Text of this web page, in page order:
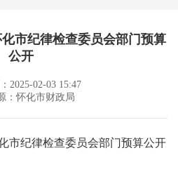
市纪律检查委员会部门预算
公开
2025-02-03 15:47
：怀化市财政局
市纪律检查委员会部门预算公开